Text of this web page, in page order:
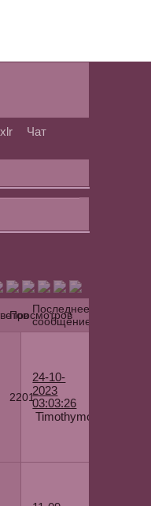
Чат
Просмотров
Последнее
сообщение
2201
24-10-
2023
03:03:26
Timothymow